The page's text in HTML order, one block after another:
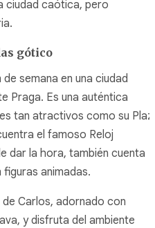
ciudad caótica, pero
gótico
semana en una ciudad
Praga. Es una auténtica
tan atractivos como su
el famoso Reloj
dar la hora, también cuenta
animadas.
Carlos, adornado con
y disfruta del ambiente